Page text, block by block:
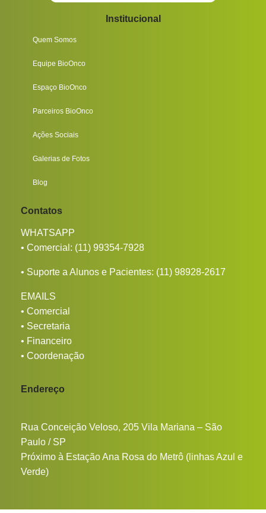
Institucional
Quem Somos
Equipe BioOnco
Espaço BioOnco
Parceiros BioOnco
Ações Sociais
Galerias de Fotos
Blog
Contatos
WHATSAPP
• Comercial: (11) 99354-7928
• Suporte a Alunos e Pacientes: (11) 98928-2617
EMAILS
• Comercial
• Secretaria
• Financeiro
• Coordenação
Endereço
Rua Conceição Veloso, 205 Vila Mariana – São
Paulo / SP
Próximo à Estação Ana Rosa do Metrô (linhas Azul e
Verde)